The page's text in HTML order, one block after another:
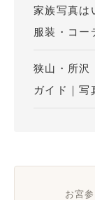
家族写真は
服装・コー
狭山・所沢
ガイド｜写
お宮